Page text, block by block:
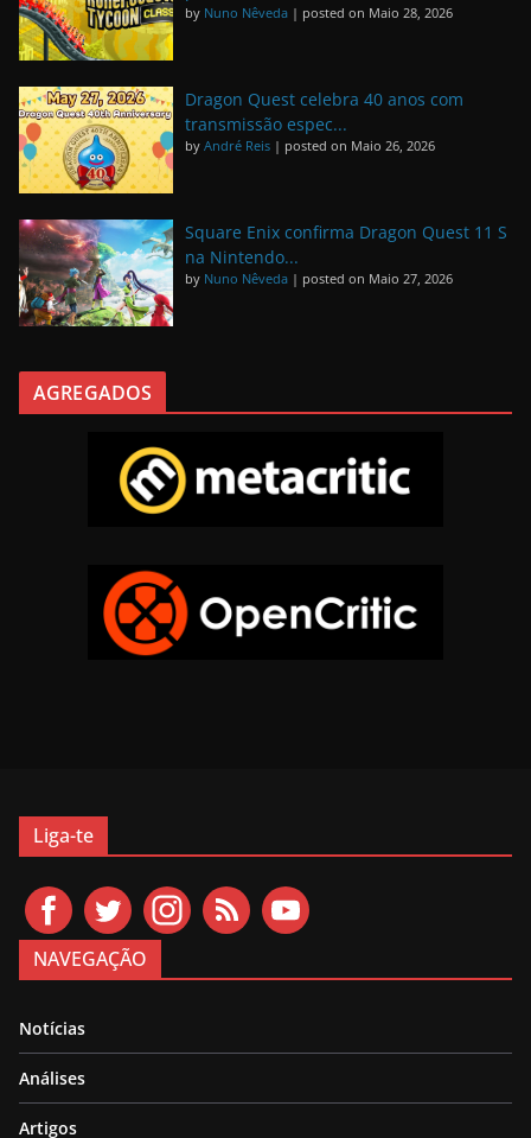
by Nuno Nêveda | posted on Maio 28, 2026
Dragon Quest celebra 40 anos com
transmissão espec...
by André Reis | posted on Maio 26, 2026
Square Enix confirma Dragon Quest 11 S
na Nintendo...
by Nuno Nêveda | posted on Maio 27, 2026
AGREGADOS
Liga-te
NAVEGAÇÃO
Notícias
Análises
Artigos